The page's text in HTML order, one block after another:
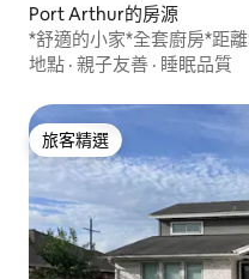
Port Arthur的房源
*舒適的小家*全套廚房*距
地點 · 親子友善 · 睡眠品質
旅客精選
旅客精選